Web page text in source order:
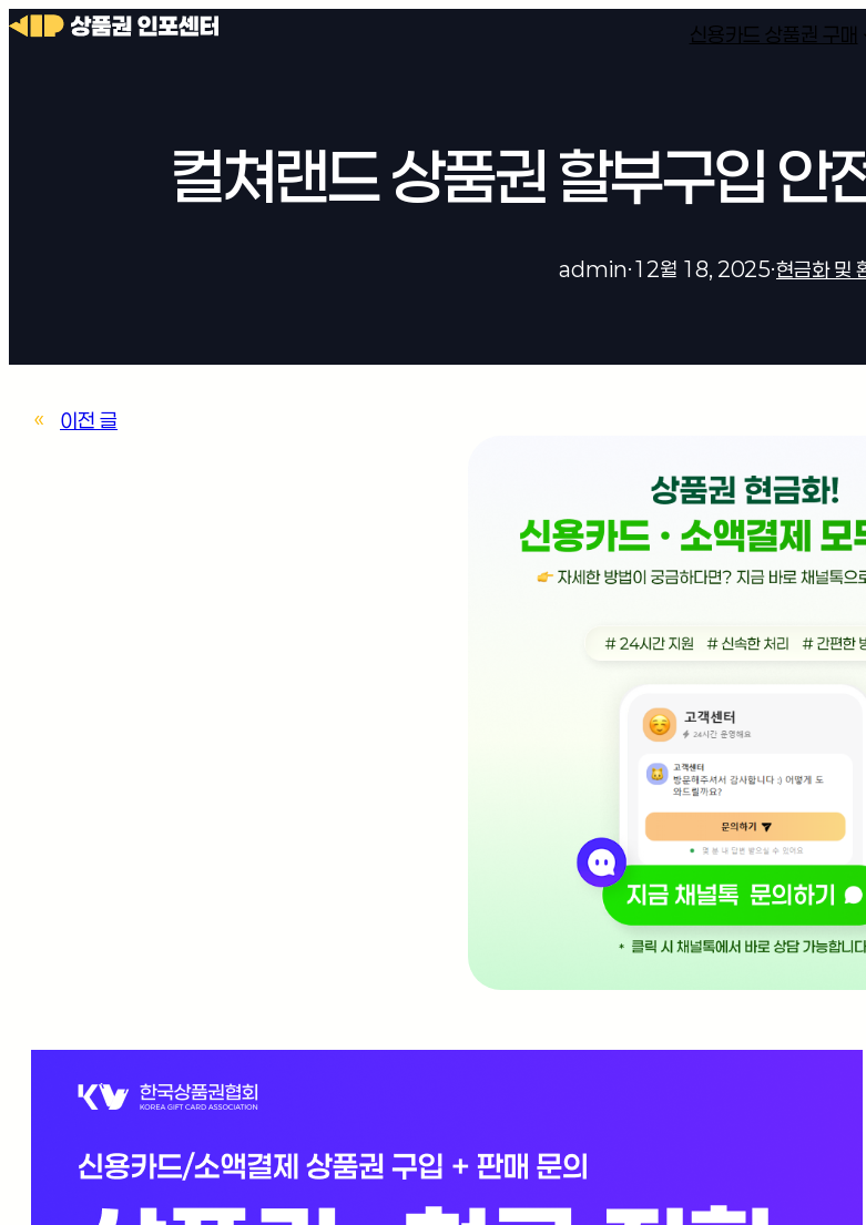
신용카드 상품권 구매
컬쳐랜드 상품권 할부구입 안
admin·12월 18, 2025·현금화 및
« 이전 글